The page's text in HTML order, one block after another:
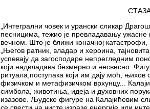
„Интегрални човек и урански сликар
песницима, тежио је превладавању
вечном. Што је ближи коначној
„Његов ратник, владар и хероина,
успевају да загосподаре непрегледним
који надвладава безмерно и несвесно.
ритуала,поступака који им дају моћ,
физичком и метафизичком врхунцу...
симбола, животиња, идеја и духовних
изазове. Људске фигуре на Калајићевим